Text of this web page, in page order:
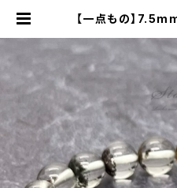
【一点もの】
ヒマラヤ水晶 ブレ
|